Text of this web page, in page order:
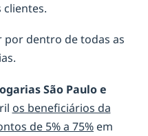
clientes.
por dentro de todas as
São Paulo e
os beneficiários da
de 5% a 75% em